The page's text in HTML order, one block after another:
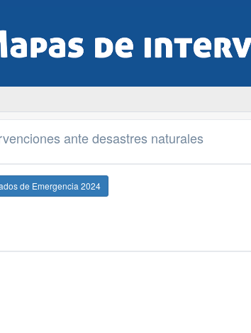
ante desastres naturales
de Emergencia 2024